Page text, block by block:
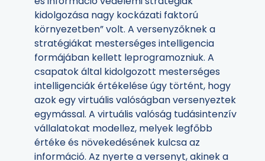
kidolgozása nagy kockázati faktorú
környezetben” volt. A versenyzőknek a
stratégiákat mesterséges intelligencia
formájában kellett leprogramozniuk. A
csapatok által kidolgozott mesterséges
intelligenciák értékelése úgy történt, hogy
azok egy virtuális valóságban versenyeztek
egymással. A virtuális valóság tudásintenzív
vállalatokat modellez, melyek legfőbb
értéke és növekedésének kulcsa az
információ. Az nyerte a versenyt, akinek a